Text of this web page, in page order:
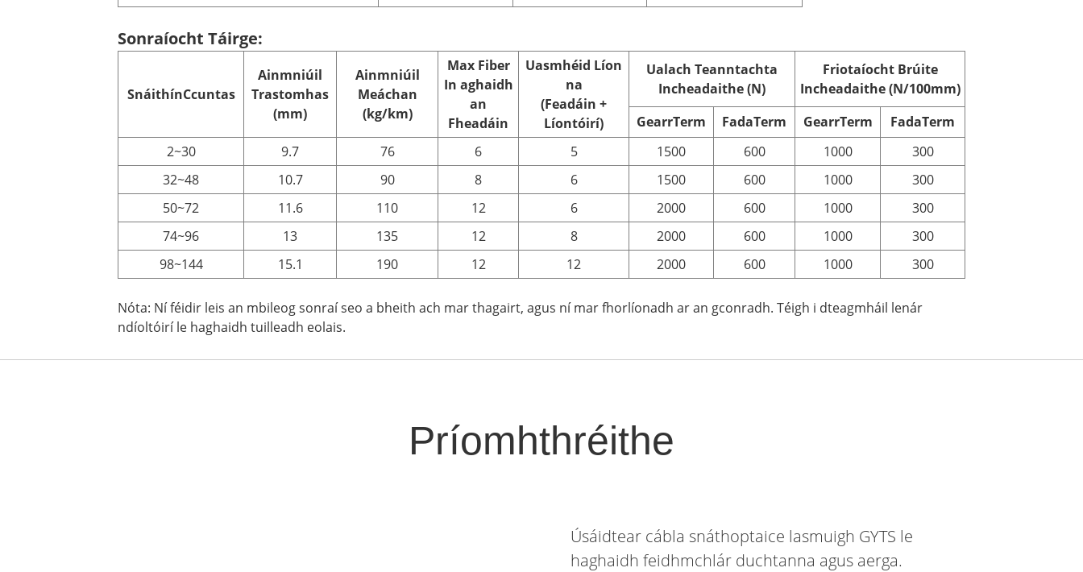
Sonraíocht Táirge:
SnáithínCcuntas
Ainmniúil
Trastomhas
(mm)
Ainmniúil
Meáchan
(kg/km)
Max Fiber
In aghaidh
an
Fheadáin
Uasmhéid Líon
na
(Feadáin +
Líontóirí)
Ualach Teanntachta
Incheadaithe (N)
Friotaíocht Brúite
Incheadaithe (N/100mm)
GearrTerm FadaTerm GearrTerm FadaTerm
2~30
9.7 76 6 5 1500 600 1000
300
32~48
10.7 90 8 6 1500 600 1000
300
50~72
11.6 110 12 6 2000 600 1000
300
74~96
13 135 12 8 2000 600 1000
300
98~144
15.1 190 12 12 2000 600 1000 300
Nóta: Ní féidir leis an mbileog sonraí seo a bheith ach mar thagairt, agus ní mar fhorlíonadh ar an gconradh. Téigh i dteagmháil lenár
ndíoltóirí le haghaidh tuilleadh eolais.
Príomhthréithe
Úsáidtear cábla snáthoptaice lasmuigh GYTS le
haghaidh feidhmchlár duchtanna agus aerga.